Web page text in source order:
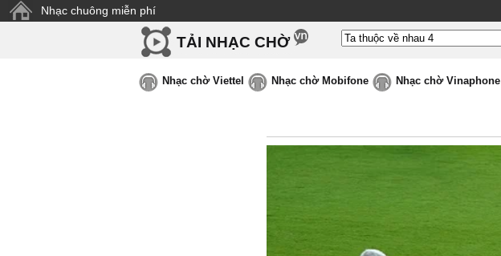
Nhạc chuông miễn phí
TẢI NHẠC CHỜ
Nhạc chờ Viettel Nhạc chờ Mobifone Nhạc chờ Vinaphone